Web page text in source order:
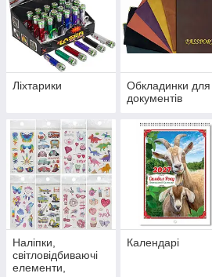
Ліхтарики
Обкладинки для
документів
Наліпки,
світловідбиваючі
елементи,
Календарі